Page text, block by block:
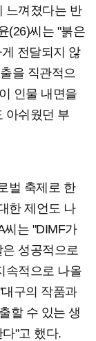
느껴졌다는 반
(26)씨는 "붉은
전달되지 않
을 직관적으
인물 내면을
아쉬웠던 부
벌 축제로 한
한 제언도 나
씨는 "DIMF가
성공적으로
속적으로 나올
구의 작품과
할 수 있는 생
"고 했다.